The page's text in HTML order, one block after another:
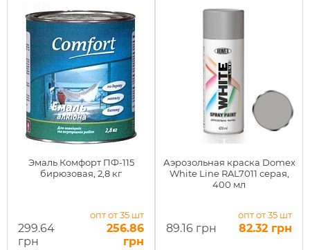
Эмаль Комфорт ПФ-115
бирюзовая, 2,8 кг
299.64
грн
опт от 35 шт
256.86
грн
Аэрозольная краска Domex
White Line RAL7011 серая,
400 мл
89.16 грн
опт от 35 шт
82.32 грн